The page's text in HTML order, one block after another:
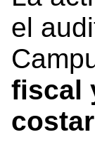
el
fiscal